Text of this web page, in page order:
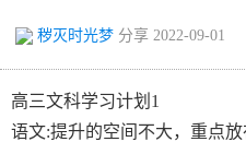
秽灭时光梦 分享 2022-09-01
高三文科学习计划1
语文:提升的空间不大，重点